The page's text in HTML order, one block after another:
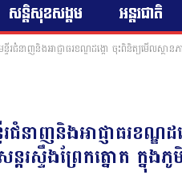
សន្តិសុខសង្គម អន្តរជាតិ
នាញនិងអាជ្ញាធរខណ្ឌដង្កោ ចុះពិនិត្យមើលស្ថាន
ាញនិងអាជ្ញាធរខណ្ឌ
ស្ទឹងព្រែកត្នោត ក្នុងភូ